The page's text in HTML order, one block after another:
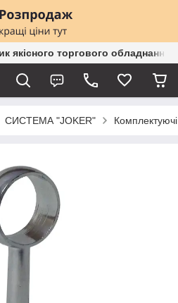
якісного торгового обладнання
СИСТЕМА "JOKER" Комплектуючі